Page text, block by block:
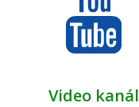
Video kanál